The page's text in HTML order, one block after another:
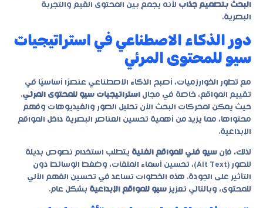
البحث بتصميم جذاب لأنه يجمع بين المحتوى القيم والتجربة
البصرية.
دور الذكاء الاصطناعي في استراتيجيات
سيو للمحتوى المرئي
مع تطور الخوارزميات، أصبح الذكاء الاصطناعي عنصرًا أساسيًا في
تقييم المواقع، خاصة في مجال استراتيجيات سيو للمحتوى المرئي.
حيث يمكن لمحركات البحث الآن تحليل الصور والفيديوهات وفهم
محتواها، مما يزيد من أهمية تحسين العناصر البصرية داخل المواقع
الإبداعية.
لذلك، فإن سيو فني للمواقع الفنية يتطلب استخدام نصوص بديلة
للصور (Alt Text)، تحسين أسماء الملفات، وضغط الوسائط دون
التأثير على الجودة. هذه الخطوات تساعد في تحسين الفهم الآلي
للمحتوى، وبالتالي تعزيز سيو للمواقع الإبداعية بشكل عام.